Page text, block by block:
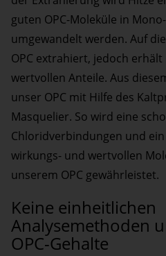
guten OPC-Moleküle in
umgewandelt werden. Auf
OPC extrahiert, jedoch
wertvollen Anteile. Aus
unser OPC mit Hilfe des
Masquelier. So wird eine
Chloridverbindungen und
wirkungs- und wertvollen
unserem OPC gewährleistet.
Keine einheitlichen
Analysemethoden
OPC-Gehalte